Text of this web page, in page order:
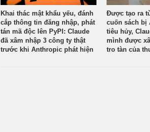
Khai thác mật khẩu yếu, đánh
cắp thông tin đăng nhập, phát
tán mã độc lên PyPI: Claude
đã xâm nhập 3 công ty thật
trước khi Anthropic phát hiện
Được tạo ra
cuốn sách bị
tiêu hủy,
mình được
tro tàn của